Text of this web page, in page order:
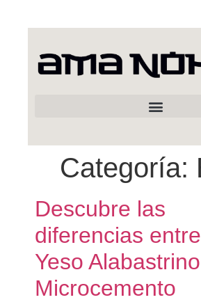
Categoría:
Descubre las
diferencias
Yeso
Microcemento